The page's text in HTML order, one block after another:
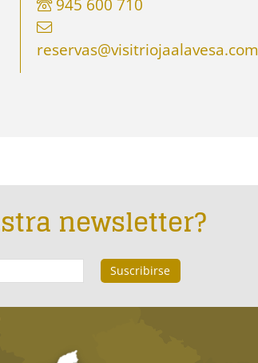
reservas@visitriojaalavesa.com
newsletter?